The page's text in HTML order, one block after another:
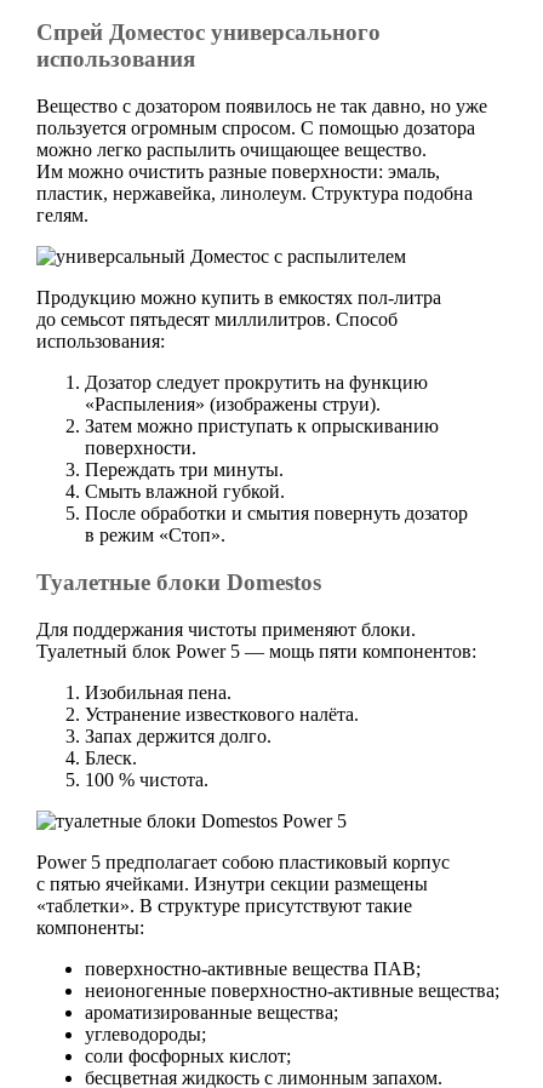
Спрей Доместос универсального
использования
Вещество с дозатором появилось не так давно, но уже
пользуется огромным спросом. С помощью дозатора
можно легко распылить очищающее вещество.
Им можно очистить разные поверхности: эмаль,
пластик, нержавейка, линолеум. Структура подобна
гелям.
Продукцию можно купить в емкостях пол-литра
до семьсот пятьдесят миллилитров. Способ
использования:
Дозатор следует прокрутить на функцию
«Распыления» (изображены струи).
Затем можно приступать к опрыскиванию
поверхности.
Переждать три минуты.
Смыть влажной губкой.
После обработки и смытия повернуть дозатор
в режим «Стоп».
Туалетные блоки Domestos
Для поддержания чистоты применяют блоки.
Туалетный блок Power 5 — мощь пяти компонентов:
Изобильная пена.
Устранение известкового налёта.
Запах держится долго.
Блеск.
100 % чистота.
Power 5 предполагает собою пластиковый корпус
с пятью ячейками. Изнутри секции размещены
«таблетки». В структуре присутствуют такие
компоненты:
поверхностно-активные вещества ПАВ;
неионогенные поверхностно-активные вещества;
ароматизированные вещества;
углеводороды;
соли фосфорных кислот;
бесцветная жидкость с лимонным запахом.